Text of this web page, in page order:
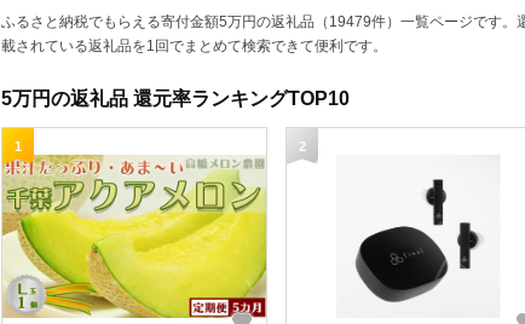
ふるさと納税でもらえる寄付金額5万円の返礼品（19479件）一覧ページです
載されている返礼品を1回でまとめて検索できて便利です。
5万円の返礼品 還元率ランキングTOP10
1 2